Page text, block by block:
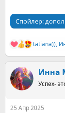
Спойлер:
Р
е
к
ц
и
tatiana)),
Инна
Успех-
25 Апр 2025